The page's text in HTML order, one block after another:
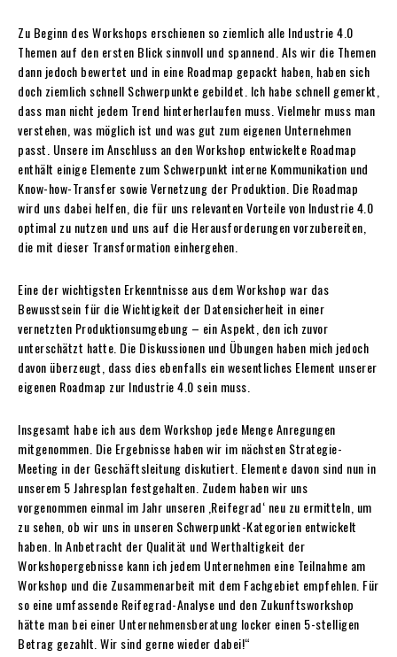
Zu Beginn des Workshops erschienen so ziemlich alle Industrie 4.0
Themen auf den ersten Blick sinnvoll und spannend. Als wir die Themen
dann jedoch bewertet und in eine Roadmap gepackt haben, haben sich
doch ziemlich schnell Schwerpunkte gebildet. Ich habe schnell gemerkt,
dass man nicht jedem Trend hinterherlaufen muss. Vielmehr muss man
verstehen, was möglich ist und was gut zum eigenen Unternehmen
passt. Unsere im Anschluss an den Workshop entwickelte Roadmap
enthält einige Elemente zum Schwerpunkt interne Kommunikation und
Know-how-Transfer sowie Vernetzung der Produktion. Die Roadmap
wird uns dabei helfen, die für uns relevanten Vorteile von Industrie 4.0
optimal zu nutzen und uns auf die Herausforderungen vorzubereiten,
die mit dieser Transformation einhergehen.
Eine der wichtigsten Erkenntnisse aus dem Workshop war das
Bewusstsein für die Wichtigkeit der Datensicherheit in einer
vernetzten Produktionsumgebung – ein Aspekt, den ich zuvor
unterschätzt hatte. Die Diskussionen und Übungen haben mich jedoch
davon überzeugt, dass dies ebenfalls ein wesentliches Element unserer
eigenen Roadmap zur Industrie 4.0 sein muss.
Insgesamt habe ich aus dem Workshop jede Menge Anregungen
mitgenommen. Die Ergebnisse haben wir im nächsten Strategie-
Meeting in der Geschäftsleitung diskutiert. Elemente davon sind nun in
unserem 5 Jahresplan festgehalten. Zudem haben wir uns
vorgenommen einmal im Jahr unseren ,Reifegrad‘ neu zu ermitteln, um
zu sehen, ob wir uns in unseren Schwerpunkt-Kategorien entwickelt
haben. In Anbetracht der Qualität und Werthaltigkeit der
Workshopergebnisse kann ich jedem Unternehmen eine Teilnahme am
Workshop und die Zusammenarbeit mit dem Fachgebiet empfehlen. Für
so eine umfassende Reifegrad-Analyse und den Zukunftsworkshop
hätte man bei einer Unternehmensberatung locker einen 5-stelligen
Betrag gezahlt. Wir sind gerne wieder dabei!“